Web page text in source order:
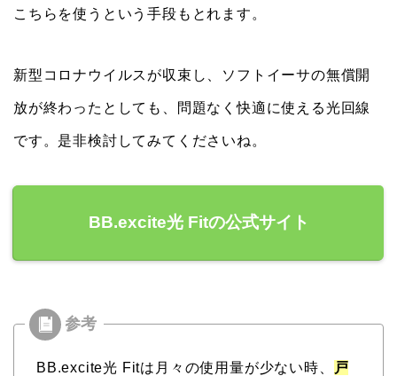
こちらを使うという手段もとれます。
新型コロナウイルスが収束し、ソフトイーサの無償開
放が終わったとしても、問題なく快適に使える光回線
です。是非検討してみてくださいね。
BB.excite光 Fitの公式サイト
BB.excite光 Fitは月々の使用量が少ない時、 戸